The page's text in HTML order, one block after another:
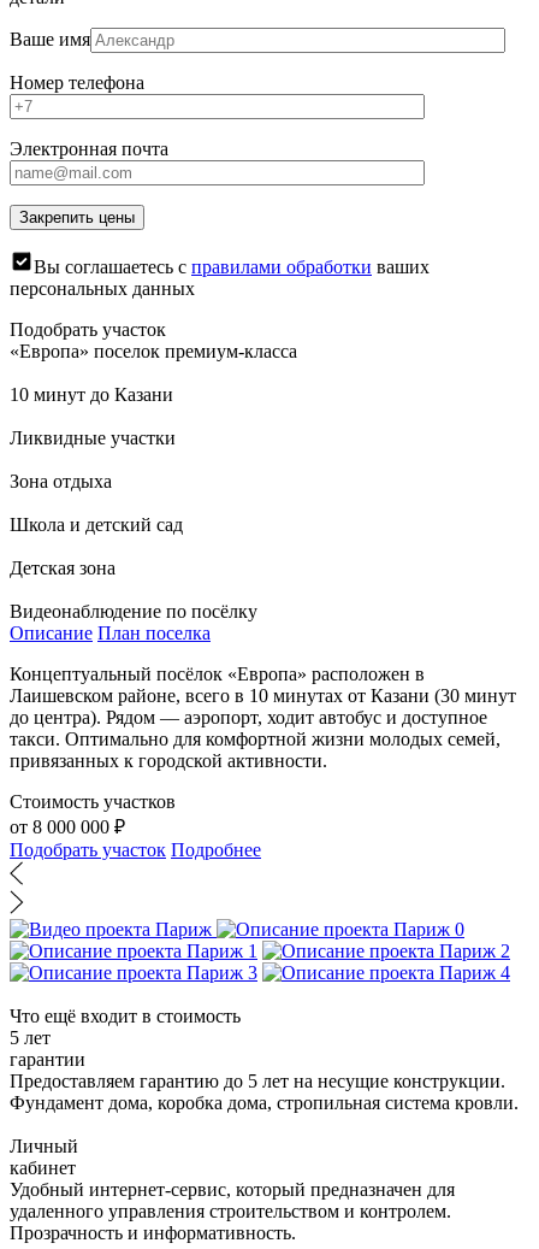
Ваше имя
Номер телефона
Электронная почта
Вы соглашаетесь с правилами обработки ваших
персональных данных
Подобрать участок
«Европа» поселок премиум-класса
10 минут до Казани
Ликвидные участки
Зона отдыха
Школа и детский сад
Детская зона
Видеонаблюдение по посёлку
Описание План поселка
Концептуальный посёлок «Европа» расположен в
Лаишевском районе, всего в 10 минутах от Казани (30 минут
до центра). Рядом — аэропорт, ходит автобус и доступное
такси. Оптимально для комфортной жизни молодых семей,
привязанных к городской активности.
Стоимость участков
от 8 000 000 ₽
Подобрать участок Подробнее
Что ещё входит в стоимость
5 лет
гарантии
Предоставляем гарантию до 5 лет на несущие конструкции.
Фундамент дома, коробка дома, стропильная система кровли.
Личный
кабинет
Удобный интернет-сервис, который предназначен для
удаленного управления строительством и контролем.
Прозрачность и информативность.